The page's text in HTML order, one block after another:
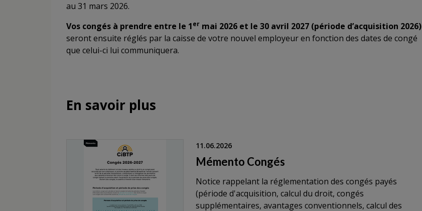
au 31 mars 2026.
Vos congés à prendre entre le 1er mai 2026 et le 30 avril 2027 (période d’acquisition 2026)
seront ensuite réglés par la caisse de votre nouvel employeur en fonction des dates de congé
que celui-ci lui communiquera.
En savoir plus
11.06.2026
Mémento Congés
Notice rappelant la réglementation des congés payés
(période d'acquisition, calcul du droit, congés
supplémentaires, avantages conventionnels, calcul des